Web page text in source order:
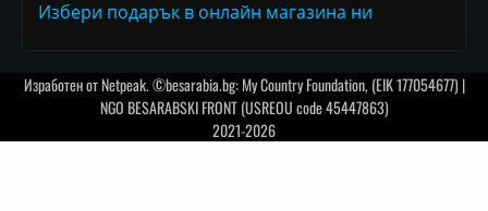
Избери подарък в онлайн магазина ни
Изработен отNetpeak. ©besarabia.bg: My Country Foundation, (EIK 177054677) |
NGO BESARABSKI FRONT (USREOU code 45447863)
2021-2026